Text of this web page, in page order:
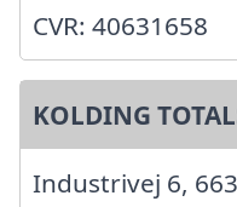
CVR: 40631658
KOLDING
Industrivej 6,